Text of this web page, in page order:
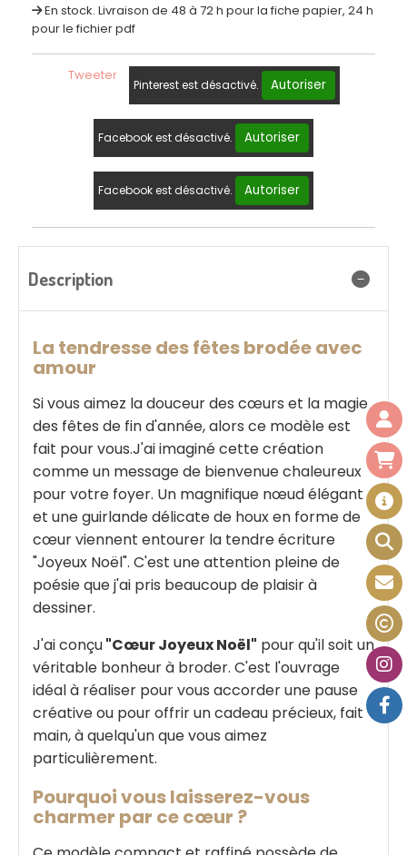
En stock. Livraison de 48 à 72 h pour la fiche papier, 24 h
pour le fichier pdf
Tweeter
Pinterest est désactivé. Autoriser
Facebook est désactivé. Autoriser
Facebook est désactivé. Autoriser
Description
La tendresse des fêtes brodée avec
amour
Si vous aimez la douceur des cœurs et la magie
des fêtes de fin d'année, alors ce modèle est
fait pour vous.J'ai imaginé cette création
comme un message de bienvenue chaleureux
pour votre foyer. Un magnifique nœud élégant
et une guirlande délicate de houx en forme de
cœur viennent entourer la tendre écriture
"Joyeux Noël". C'est une attention pleine de
poésie que j'ai pris beaucoup de plaisir à
dessiner.
J'ai conçu"Cœur Joyeux Noël" pour qu'il soit un
véritable bonheur à broder. C'est l'ouvrage
idéal à réaliser pour vous accorder une pause
créative ou pour offrir un cadeau précieux, fait
main, à quelqu'un que vous aimez
particulièrement.
Pourquoi vous laisserez-vous
charmer par ce cœur ?